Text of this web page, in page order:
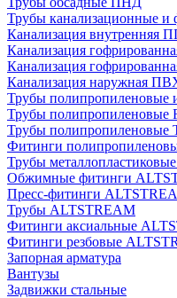
Трубы канализационные и
Канализация внутренняя
Канализация
Канализация
Канализация наружная
Трубы полипропиленовые
Трубы полипропиленовые
Трубы полипропиленовые
Фитинги
Трубы
Обжимные фитинги
Пресс-фитинги
Трубы ALTSTREAM
Фитинги аксиальные
Фитинги резбовые
Запорная арматура
Вантузы
Задвижки стальные